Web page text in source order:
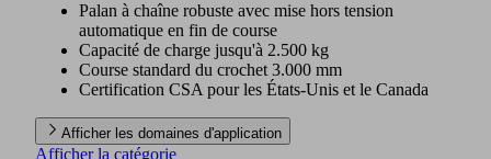
Palan à chaîne robuste avec mise hors tension
automatique en fin de course
Capacité de charge jusqu'à 2.500 kg
Course standard du crochet 3.000 mm
Certification CSA pour les États-Unis et le Canada
Afficher les domaines d'application
Afficher la catégorie